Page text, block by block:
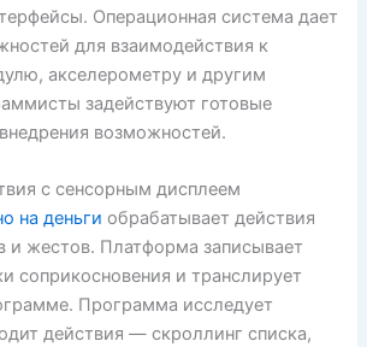
Операционная система дает
для взаимодействия к
акселерометру и другим
задействуют готовые
возможностей.
с сенсорным дисплеем
на деньги обрабатывает действия
и жестов. Платформа записывает
соприкосновения и транслирует
Программа исследует
действия — скроллинг списка,